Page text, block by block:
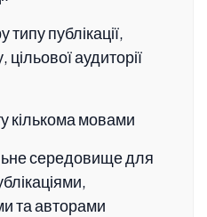
публікації,
цільової аудиторії
кількома мовами
середовище для
та авторами